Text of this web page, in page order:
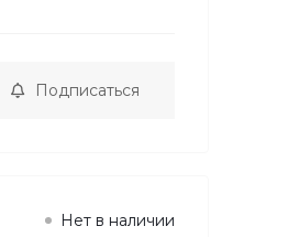
Подписаться
Нет в наличии